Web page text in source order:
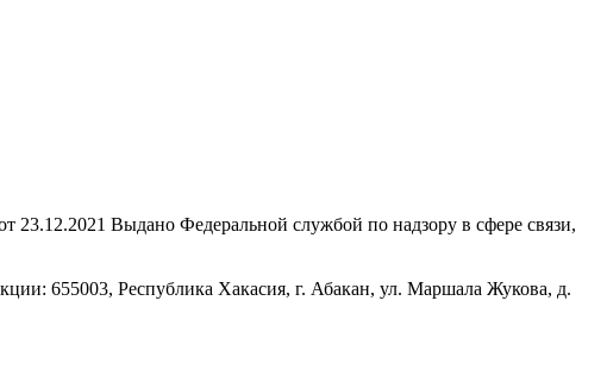
Выдано Федеральной службой по надзору в сфере связи,
655003, Республика Хакасия, г. Абакан, ул. Маршала Жукова, д.